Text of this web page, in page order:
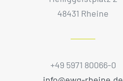
48431 Rheine
+49 5971 80066-0